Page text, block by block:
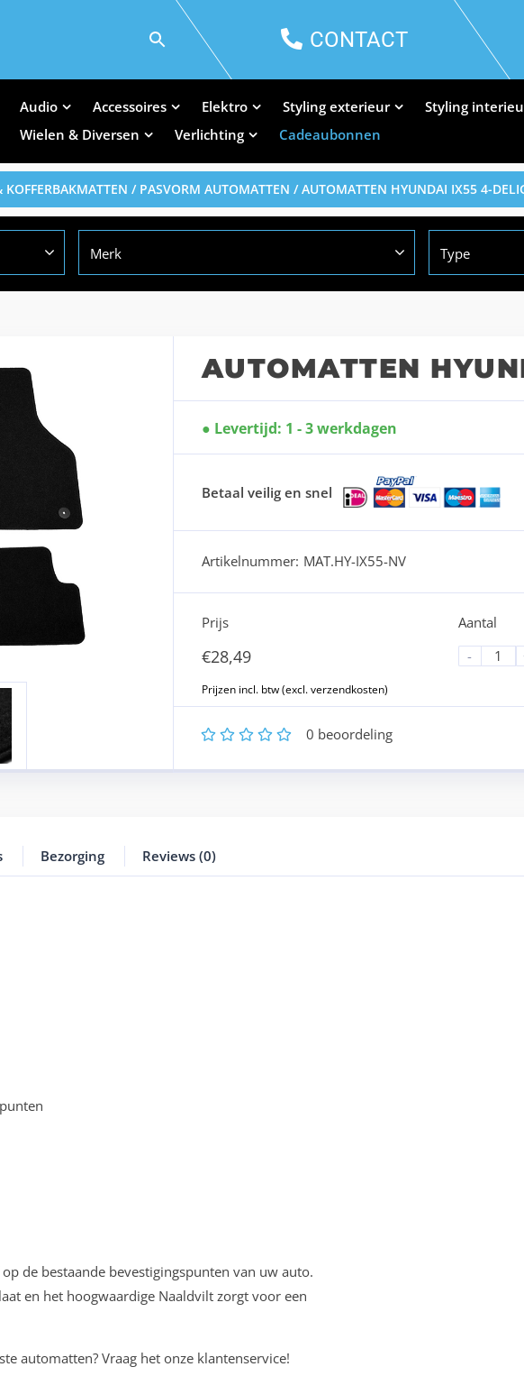
CONTACT
Audio Accessoires Elektro Styling exterieur Styling
Wielen & Diversen
Verlichting Cadeaubonnen
/ PASVORM AUTOMATTEN / AUTOMATTEN HYUNDAI IX55 4-
Merk Type
AUTOMATTEN
Levertijd: 1 - 3 werkdagen
Betaal veilig en snel
Artikelnummer: MAT.HY-IX55-NV
Prijs
€28,49
Aantal
-
5
4
3
2 0 beoordeling
Bezorging Reviews (0)
de bestaande bevestigingspunten van uw auto.
en het hoogwaardige Naaldvilt zorgt voor een
automatten? Vraag het onze klantenservice!